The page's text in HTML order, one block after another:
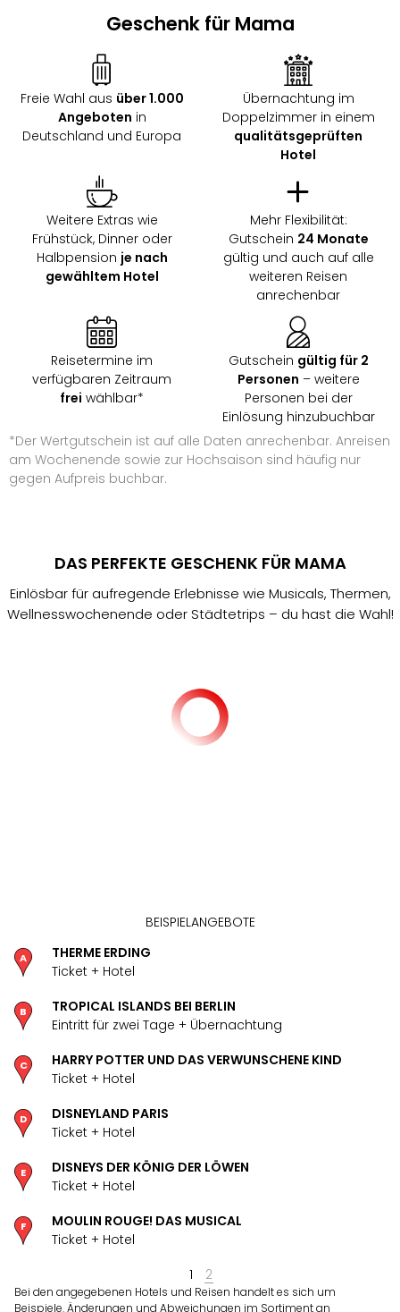
Geschenk für Mama
Freie Wahl aus über 1.000
Angeboten in
Deutschland und Europa
Übernachtung im
Doppelzimmer in einem
qualitätsgeprüften
Hotel
Weitere Extras wie
Frühstück, Dinner oder
Halbpension je nach
gewähltem Hotel
Mehr Flexibilität:
Gutschein 24 Monate
gültig und auch auf alle
weiteren Reisen
anrechenbar
Reisetermine im
verfügbaren Zeitraum
frei wählbar*
Gutschein gültig für 2
Personen – weitere
Personen bei der
Einlösung hinzubuchbar
*Der Wertgutschein ist auf alle Daten anrechenbar. Anreisen
am Wochenende sowie zur Hochsaison sind häufig nur
gegen Aufpreis buchbar.
DAS PERFEKTE GESCHENK FÜR MAMA
Einlösbar für aufregende Erlebnisse wie Musicals, Thermen,
Wellnesswochenende oder Städtetrips – du hast die Wahl!
BEISPIELANGEBOTE
THERME ERDING
Ticket + Hotel
TROPICAL ISLANDS BEI BERLIN
Eintritt für zwei Tage + Übernachtung
HARRY POTTER UND DAS VERWUNSCHENE KIND
Ticket + Hotel
DISNEYLAND PARIS
Ticket + Hotel
DISNEYS DER KÖNIG DER LÖWEN
Ticket + Hotel
MOULIN ROUGE! DAS MUSICAL
Ticket + Hotel
1
2
Bei den angegebenen Hotels und Reisen handelt es sich um
Beispiele. Änderungen und Abweichungen im Sortiment an